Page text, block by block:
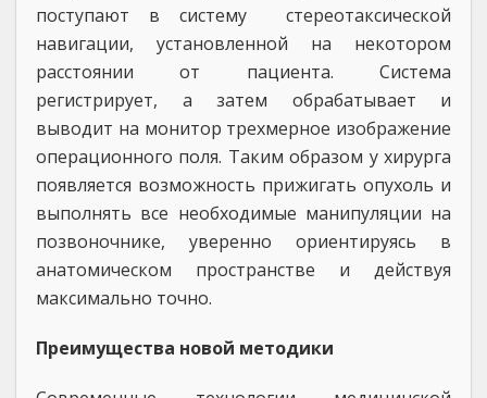
поступают в систему стереотаксической
навигации, установленной на некотором
расстоянии от пациента. Система
регистрирует, а затем обрабатывает и
выводит на монитор трехмерное изображение
операционного поля. Таким образом у хирурга
появляется возможность прижигать опухоль и
выполнять все необходимые манипуляции на
позвоночнике, уверенно ориентируясь в
анатомическом пространстве и действуя
максимально точно.
Преимущества новой методики